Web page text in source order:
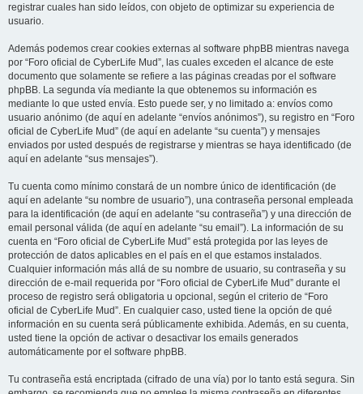
registrar cuales han sido leídos, con objeto de optimizar su experiencia de
usuario.
Además podemos crear cookies externas al software phpBB mientras navega
por “Foro oficial de CyberLife Mud”, las cuales exceden el alcance de este
documento que solamente se refiere a las páginas creadas por el software
phpBB. La segunda vía mediante la que obtenemos su información es
mediante lo que usted envía. Esto puede ser, y no limitado a: envíos como
usuario anónimo (de aquí en adelante “envíos anónimos”), su registro en “Foro
oficial de CyberLife Mud” (de aquí en adelante “su cuenta”) y mensajes
enviados por usted después de registrarse y mientras se haya identificado (de
aquí en adelante “sus mensajes”).
Tu cuenta como mínimo constará de un nombre único de identificación (de
aquí en adelante “su nombre de usuario”), una contraseña personal empleada
para la identificación (de aquí en adelante “su contraseña”) y una dirección de
email personal válida (de aquí en adelante “su email”). La información de su
cuenta en “Foro oficial de CyberLife Mud” está protegida por las leyes de
protección de datos aplicables en el país en el que estamos instalados.
Cualquier información más allá de su nombre de usuario, su contraseña y su
dirección de e-mail requerida por “Foro oficial de CyberLife Mud” durante el
proceso de registro será obligatoria u opcional, según el criterio de “Foro
oficial de CyberLife Mud”. En cualquier caso, usted tiene la opción de qué
información en su cuenta será públicamente exhibida. Además, en su cuenta,
usted tiene la opción de activar o desactivar los emails generados
automáticamente por el software phpBB.
Tu contraseña está encriptada (cifrado de una vía) por lo tanto está segura. Sin